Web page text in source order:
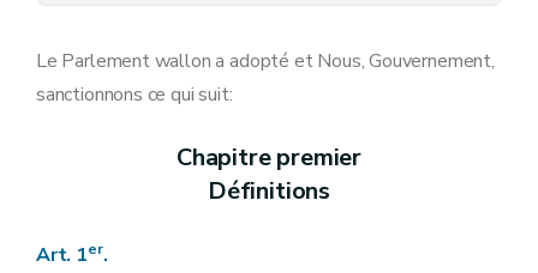
Art. 17
Art. 19
Des subventions et des avances récupérables portant sur les activités de développement expérimental
Art. 25
Le Parlement wallon a adopté et Nous, Gouvernement,
sanctionnons ce qui suit:
Chapitre premier
Définitions
Art. 1er.